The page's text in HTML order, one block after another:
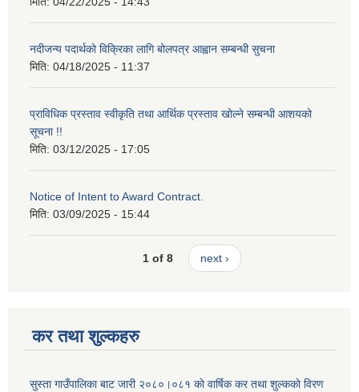
नदीजन्य पदार्थको विक्रिका लागि बोलपत्र आह्वान सम्बन्धी सुचना
मिति: 04/18/2025 - 11:37
प्राविधिक प्रस्ताव स्वीकृति तथा आर्थिक प्रस्ताव खोल्ने सम्बन्धी आशयको
सूचना !!
मिति: 03/12/2025 - 17:05
Notice of Intent to Award Contract.
मिति: 03/09/2025 - 15:44
1 of 8 next ›
कर तथा शुल्कहरु
सुस्ता गाउँपालिका बाट जारी २०८०।०८१ काे वार्षिक कर तथा शुल्ककाे विरण